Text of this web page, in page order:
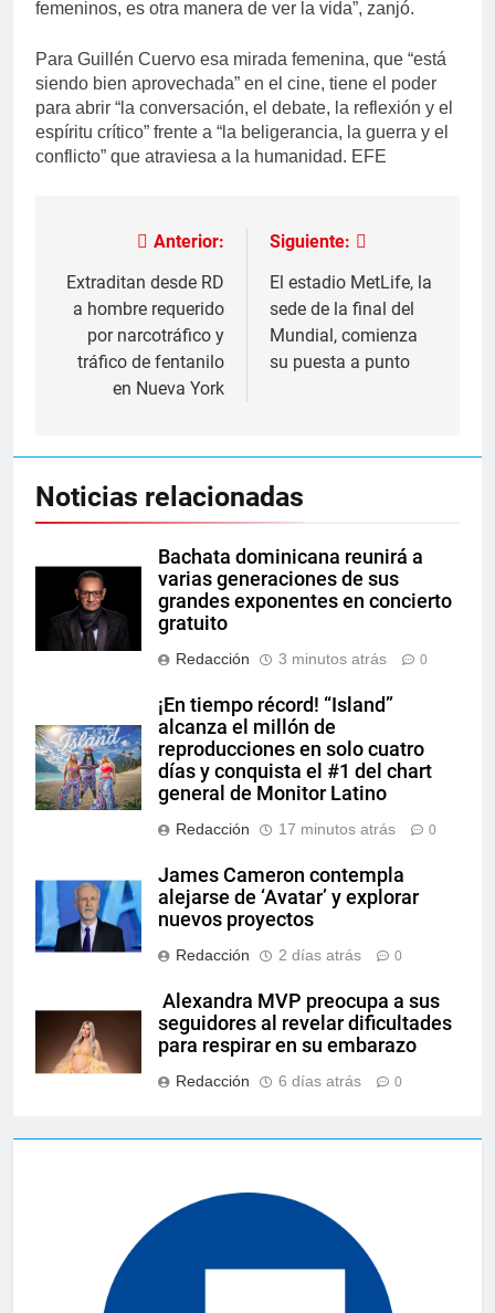
femeninos, es otra manera de ver la vida”, zanjó.
Para Guillén Cuervo esa mirada femenina, que “está
siendo bien aprovechada” en el cine, tiene el poder
para abrir “la conversación, el debate, la reflexión y el
espíritu crítico” frente a “la beligerancia, la guerra y el
conflicto” que atraviesa a la humanidad. EFE
Navegación
de
entradas
Anterior:
Extraditan desde RD
a hombre requerido
por narcotráfico y
tráfico de fentanilo
en Nueva York
Siguiente:
El estadio MetLife, la
sede de la final del
Mundial, comienza
su puesta a punto
Noticias relacionadas
Bachata dominicana reunirá a
varias generaciones de sus
grandes exponentes en concierto
gratuito
Redacción 3 minutos atrás 0
¡En tiempo récord! “Island”
alcanza el millón de
reproducciones en solo cuatro
días y conquista el #1 del chart
general de Monitor Latino
Redacción 17 minutos atrás 0
James Cameron contempla
alejarse de ‘Avatar’ y explorar
nuevos proyectos
Redacción 2 días atrás 0
Alexandra MVP preocupa a sus
seguidores al revelar dificultades
para respirar en su embarazo
Redacción 6 días atrás 0